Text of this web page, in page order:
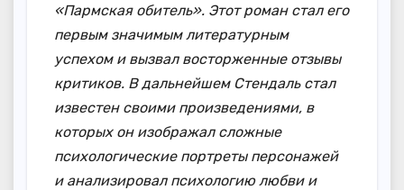
«Пармская обитель». Этот роман стал его
первым значимым литературным
успехом и вызвал восторженные отзывы
критиков. В дальнейшем Стендаль стал
известен своими произведениями, в
которых он изображал сложные
психологические портреты персонажей
и анализировал психологию любви и